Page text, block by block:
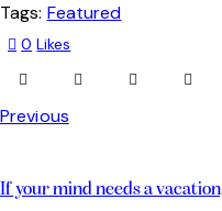
Tags: Featured
0 Likes
Previous
If your mind needs a